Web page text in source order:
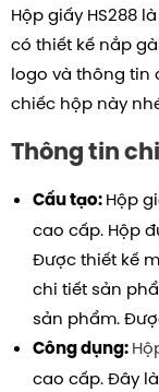
Hộp giấy HS288
có thiết kế nắp
logo và thông tin
chiếc hộp này
Thông tin
Cấu tạo: Hộp
cao cấp. Hộp
Được thiết kế
chi tiết sản
sản phẩm.
Công dụng:
cao cấp. Đây